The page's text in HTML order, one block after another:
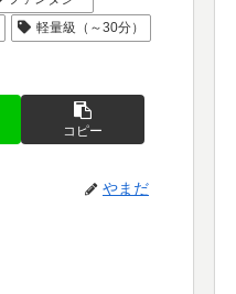
軽量級（～30分）
コピー
やまだ